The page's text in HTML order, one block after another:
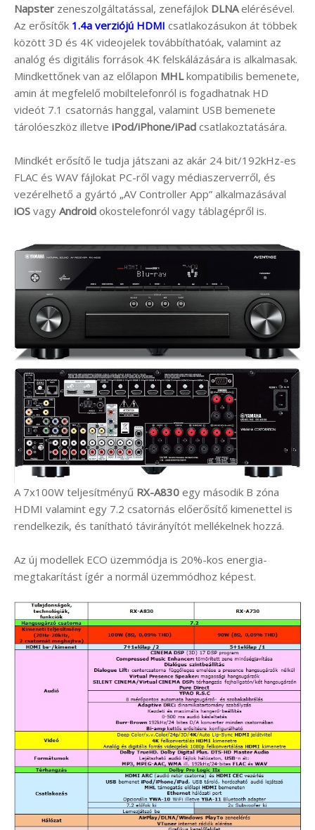
Napster zeneszolgáltatással, zenefájlok DLNAelérésével.
Az erősítők 1.4a verziójú HDMI csatlakozásukon át többek
között 3D és 4K videojelek továbbíthatóak, valamint az
analóg és digitális források 4K felskálázására is alkalmasak.
Mindkettőnek van az előlapon MHLkompatibilis bemenete,
amin át megfelelő mobiltelefonról is fogadhatnak HD
videót 7.1 csatornás hanggal, valamint USB bemenete
tárolóeszköz illetve iPod/iPhone/iPad csatlakoztatására.
Mindkét erősítő le tudja játszani az akár 24 bit/192kHz-es
FLAC és WAV fájlokat PC-ről vagy médiaszerverről, és
vezérelhető a gyártó „AV Controller App” alkalmazásával
iOS vagy Android okostelefonról vagy táblagépről is.
A 7x100W teljesítményű RX-A830 egy második B zóna
HDMI valamint egy 7.2 csatornás előerősítő kimenettel is
rendelkezik, és tanítható távirányítót mellékelnek hozzá.
Az új modellek ECO üzemmódja is 20%-kos energia-
megtakarítást ígér a normál üzemmódhoz képest.